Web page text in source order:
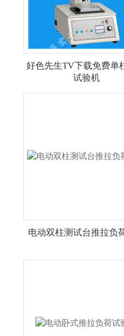
好色先生TV下载免费单
试验机
电动双柱测试台推拉负